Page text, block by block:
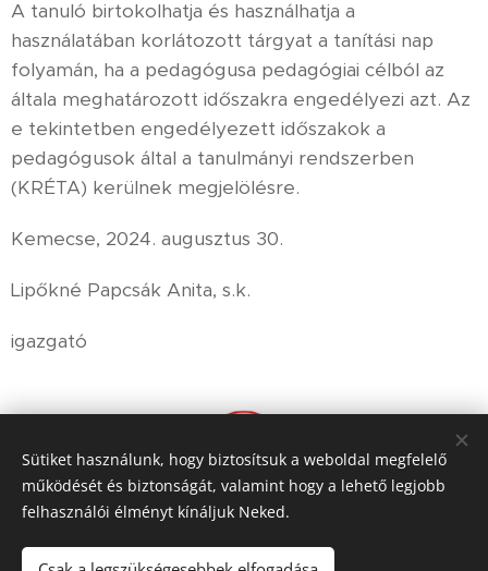
A tanuló birtokolhatja és használhatja a
használatában korlátozott tárgyat a tanítási nap
folyamán, ha a pedagógusa pedagógiai célból az
általa meghatározott időszakra engedélyezi azt. Az
e tekintetben engedélyezett időszakok a
pedagógusok által a tanulmányi rendszerben
(KRÉTA) kerülnek megjelölésre.
Kemecse, 2024. augusztus 30.
Lipőkné Papcsák Anita, s.k.
igazgató
Sütiket használunk, hogy biztosítsuk a weboldal megfelelő
működését és biztonságát, valamint hogy a lehető legjobb
felhasználói élményt kínáljuk Neked.